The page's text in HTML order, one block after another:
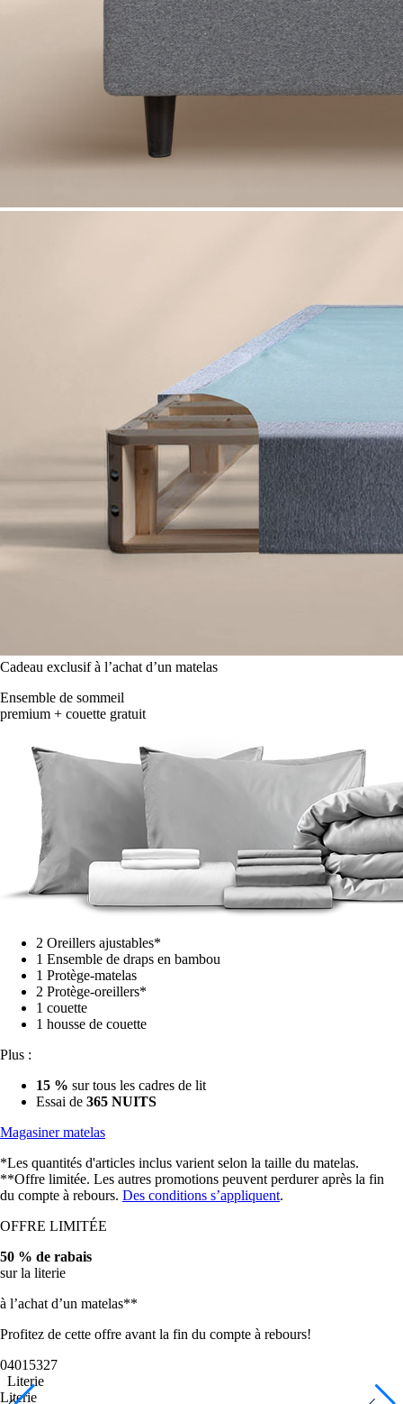
Cadeau exclusif à l’achat d’un matelas
Ensemble de sommeil
premium + couette gratuit
2 Oreillers ajustables*
1 Ensemble de draps en bambou
1 Protège-matelas
2 Protège-oreillers*
1 couette
1 housse de couette
Plus :
15 % sur tous les cadres de lit
Essai de 365 NUITS
Magasiner matelas
*Les quantités d'articles inclus varient selon la taille du matelas.
**Offre limitée. Les autres promotions peuvent perdurer après la fin
du compte à rebours. Des conditions s’appliquent.
OFFRE LIMITÉE
50 % de rabais
sur la literie
à l’achat d’un matelas**
Profitez de cette offre avant la fin du compte à rebours!
04015324
Literie
Literie